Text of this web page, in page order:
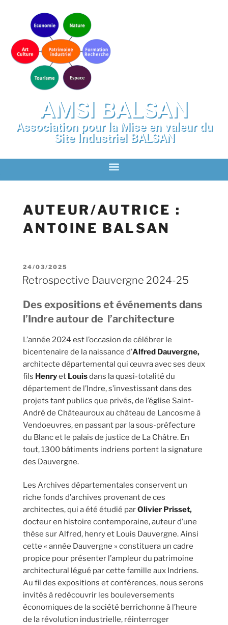
AMSI BALSAN
Association pour la Mise en valeur du
Site Industriel BALSAN
AUTEUR/AUTRICE :
ANTOINE BALSAN
24/03/2025
Retrospective Dauvergne 2024-25
Des expositions et événements dans
l’Indre autour de l’architecture
L’année 2024 est l’occasion de célébrer le
bicentenaire de la naissance d’Alfred Dauvergne,
architecte départemental qui œuvra avec ses deux
fils Henryet Louisdans la quasi-totalité du
département de l’Indre, s’investissant dans des
projets tant publics que privés, de l’église Saint-
André de Châteauroux au château de Lancosme à
Vendoeuvres, en passant par la sous-préfecture
du Blanc et le palais de justice de La Châtre. En
tout, 1300 bâtiments indriens portent la signature
des Dauvergne.
Les Archives départementales conservent un
riche fonds d’archives provenant de ces
architectes, qui a été étudié parOlivier Prisset,
docteur en histoire contemporaine, auteur d’une
thèse sur Alfred, henry et Louis Dauvergne. Ainsi
cette « année Dauvergne » constituera un cadre
propice pour présenter l’ampleur du patrimoine
architectural légué par cette famille aux Indriens.
Au fil des expositions et conférences, nous serons
invités à redécouvrir les bouleversements
économiques de la société berrichonne à l’heure
de la révolution industrielle, réinterroger